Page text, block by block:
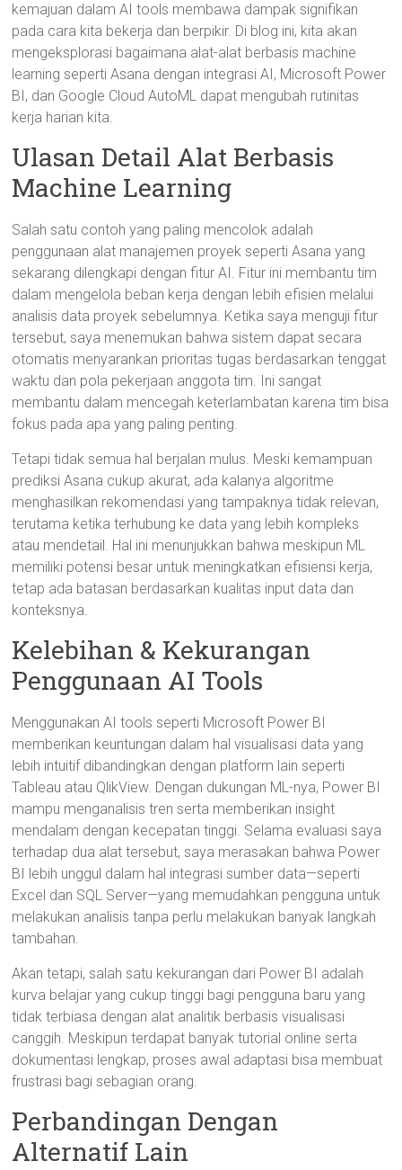
kemajuan dalam AI tools membawa dampak signifikan
pada cara kita bekerja dan berpikir. Di blog ini, kita akan
mengeksplorasi bagaimana alat-alat berbasis machine
learning seperti Asana dengan integrasi AI, Microsoft Power
BI, dan Google Cloud AutoML dapat mengubah rutinitas
kerja harian kita.
Ulasan Detail Alat Berbasis
Machine Learning
Salah satu contoh yang paling mencolok adalah
penggunaan alat manajemen proyek seperti Asana yang
sekarang dilengkapi dengan fitur AI. Fitur ini membantu tim
dalam mengelola beban kerja dengan lebih efisien melalui
analisis data proyek sebelumnya. Ketika saya menguji fitur
tersebut, saya menemukan bahwa sistem dapat secara
otomatis menyarankan prioritas tugas berdasarkan tenggat
waktu dan pola pekerjaan anggota tim. Ini sangat
membantu dalam mencegah keterlambatan karena tim bisa
fokus pada apa yang paling penting.
Tetapi tidak semua hal berjalan mulus. Meski kemampuan
prediksi Asana cukup akurat, ada kalanya algoritme
menghasilkan rekomendasi yang tampaknya tidak relevan,
terutama ketika terhubung ke data yang lebih kompleks
atau mendetail. Hal ini menunjukkan bahwa meskipun ML
memiliki potensi besar untuk meningkatkan efisiensi kerja,
tetap ada batasan berdasarkan kualitas input data dan
konteksnya.
Kelebihan & Kekurangan
Penggunaan AI Tools
Menggunakan AI tools seperti Microsoft Power BI
memberikan keuntungan dalam hal visualisasi data yang
lebih intuitif dibandingkan dengan platform lain seperti
Tableau atau QlikView. Dengan dukungan ML-nya, Power BI
mampu menganalisis tren serta memberikan insight
mendalam dengan kecepatan tinggi. Selama evaluasi saya
terhadap dua alat tersebut, saya merasakan bahwa Power
BI lebih unggul dalam hal integrasi sumber data—seperti
Excel dan SQL Server—yang memudahkan pengguna untuk
melakukan analisis tanpa perlu melakukan banyak langkah
tambahan.
Akan tetapi, salah satu kekurangan dari Power BI adalah
kurva belajar yang cukup tinggi bagi pengguna baru yang
tidak terbiasa dengan alat analitik berbasis visualisasi
canggih. Meskipun terdapat banyak tutorial online serta
dokumentasi lengkap, proses awal adaptasi bisa membuat
frustrasi bagi sebagian orang.
Perbandingan Dengan
Alternatif Lain